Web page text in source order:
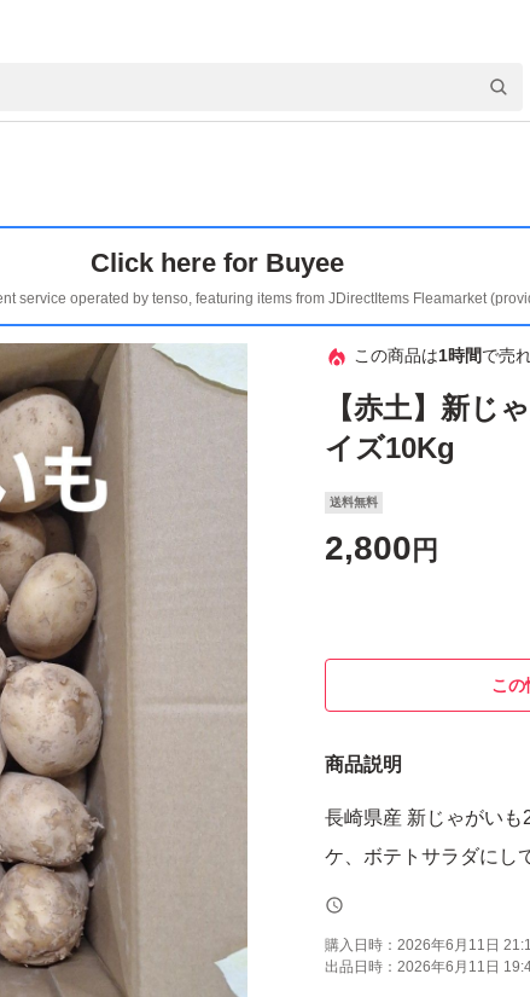
Click here for Buyee
service operated by tenso, featuring items from JDirectItems Fleamarket
この商品は1時間で売
【赤土】新じ
イズ10Kg
送料無料
2,800 円
この
商品説明
長崎県産 新じゃがい
ケ、ボテトサラダにし
購入日時： 2026年6月11日
出品日時： 2026年6月11日